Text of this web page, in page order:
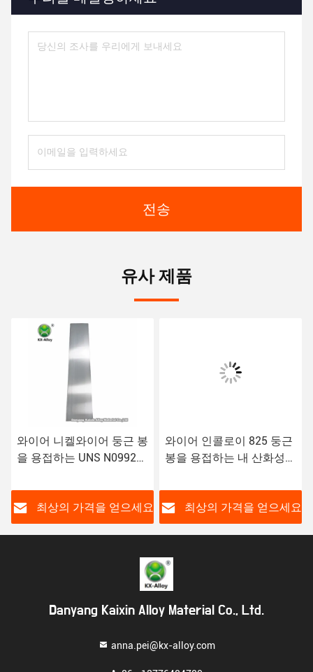
전송
유사 제품
와이어 니켈와이어 둥근 봉
을 용접하는 UNS N09925
최상의 가격을 얻으세요
와이어 인콜로이 825 둥근
봉을 용접하는 내 산화성
니켈
최상의 가격을 얻으세요
Danyang Kaixin Alloy Material Co., Ltd.
anna.pei@kx-alloy.com